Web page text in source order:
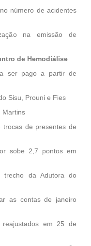
número de acidentes
na emissão de
de Hemodiálise
a ser pago a partir de
Sisu, Prouni e Fies
Martins
trocas de presentes de
sobe 2,7 pontos em
trecho da Adutora do
as contas de janeiro
em 25 de